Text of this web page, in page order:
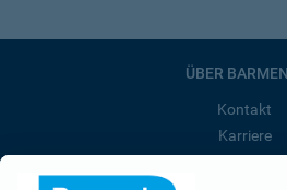
ÜBER
Kontakt
Karriere